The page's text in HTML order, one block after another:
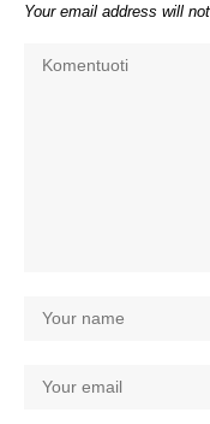
Your email address will